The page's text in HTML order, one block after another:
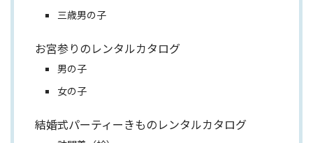
三歳男の子
お宮参りのレンタルカタログ
男の子
女の子
結婚式パーティーきものレンタルカタログ